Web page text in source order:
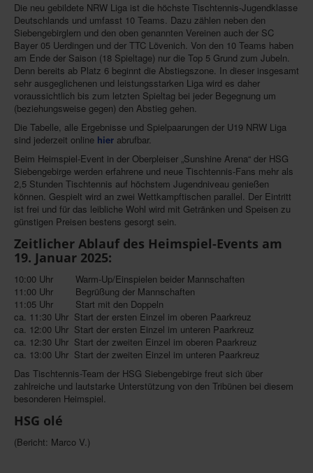
Die neu gebildete NRW Liga ist die höchste Tischtennis-Jugendklasse
Deutschlands und umfasst 10 Teams. Dazu zählen neben den
Siebengebirglern und den oben genannten Vereinen auch der SC
Bayer 05 Uerdingen und der TTC Lövenich. Von den 10 Teams haben
am Ende der Saison (18 Spieltage) nur die Top 5 Grund zum Jubeln.
Denn bereits ab Platz 6 beginnt die Abstiegszone. In dieser insgesamt
sehr ausgeglichenen und leistungsstarken Liga wird es daher
voraussichtlich bis zum letzten Spieltag bei jeder Begegnung um
(beziehungsweise gegen) den Abstieg gehen.
Die Tabelle, alle Ergebnisse und Spielpaarungen der U19 NRW Liga
sind jederzeit online hier abrufbar.
Beim Heimspiel-Event in der Oberpleiser „Sunshine Arena“ der HSG
Siebengebirge werden erfahrene und neue Tischtennis-Fans mehr als
2,5 Stunden Tischtennis auf höchstem Jugendniveau genießen
können. Gespielt wird an zwei Wettkampftischen parallel. Der Eintritt
ist frei und für das leibliche Wohl wird mit Getränken und Speisen zu
günstigen Preisen bestens gesorgt sein.
Zeitlicher Ablauf des Heimspiel-Events am
19. Januar 2025:
10:00 Uhr Warm-Up/Einspielen beider Mannschaften
11:00 Uhr Begrüßung der Mannschaften
11:05 Uhr Start mit den Doppeln
ca. 11:30 Uhr Start der ersten Einzel im oberen Paarkreuz
ca. 12:00 Uhr Start der ersten Einzel im unteren Paarkreuz
ca. 12:30 Uhr Start der zweiten Einzel im oberen Paarkreuz
ca. 13:00 Uhr Start der zweiten Einzel im unteren Paarkreuz
Das Tischtennis-Team der HSG Siebengebirge freut sich über
zahlreiche und lautstarke Unterstützung von den Tribünen bei diesem
besonderen Heimspiel.
HSG olé
(Bericht: Marco V.)